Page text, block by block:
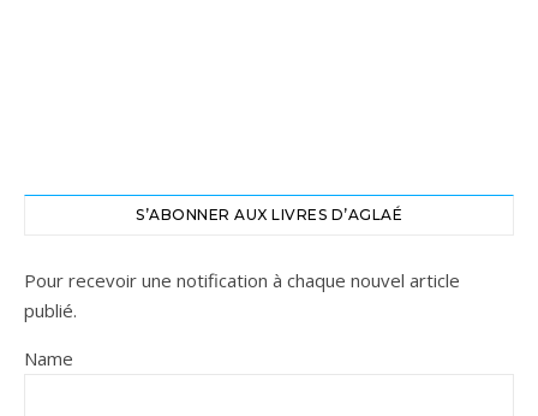
S’ABONNER AUX LIVRES D’AGLAÉ
Pour recevoir une notification à chaque nouvel article
publié.
Name